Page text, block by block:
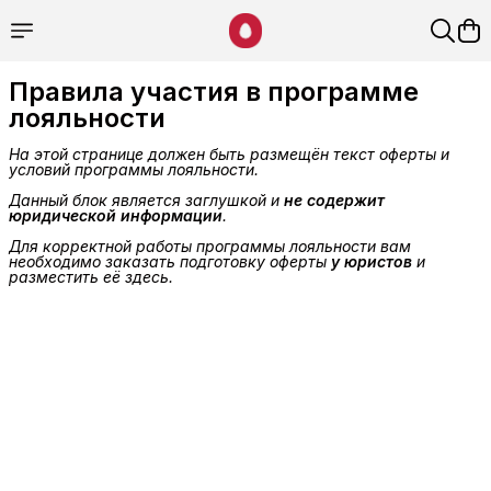
Правила участия в программе
лояльности
На этой странице должен быть размещён текст оферты и
условий программы лояльности.
Данный блок является заглушкой и не содержит
юридической информации.
Для корректной работы программы лояльности вам
необходимо заказать подготовку оферты у юристов и
разместить её здесь.